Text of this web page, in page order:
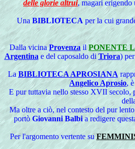
delle glorie altrui, magari erigendo
Una BIBLIOTECA per la cui
Dalla vicinaProvenzailPONENTE
Argentinae del caposaldo diTriora)
LaBIBLIOTECA APROSIANA
Angelico Aprosio,
E pur tuttavia nello stesso XVII secolo,
Ma oltre a ciò, nel contesto del pur lento
portò Giovanni Balbia redigere
Per l'argomento vertente su